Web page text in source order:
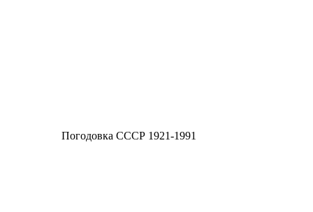
Погодовка СССР 1921-1991